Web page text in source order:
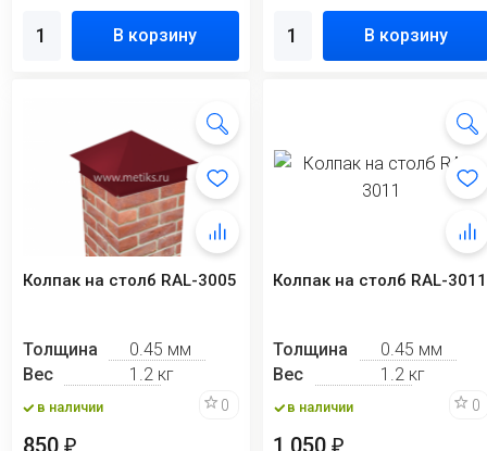
В корзину В корзину
Колпак на столб RAL-3005
Толщина
0.45 мм
Вес
1.2 кг
в наличии 0
850 ₽
Колпак на столб RAL-3011
Толщина
0.45 мм
Вес
1.2 кг
в наличии 0
1 050₽